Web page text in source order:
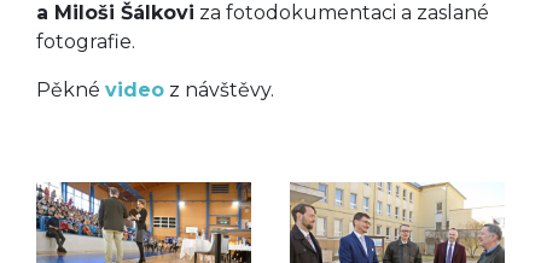
a Miloši Šálkovi za fotodokumentaci a zaslané
fotografie.
Pěkné video z návštěvy.